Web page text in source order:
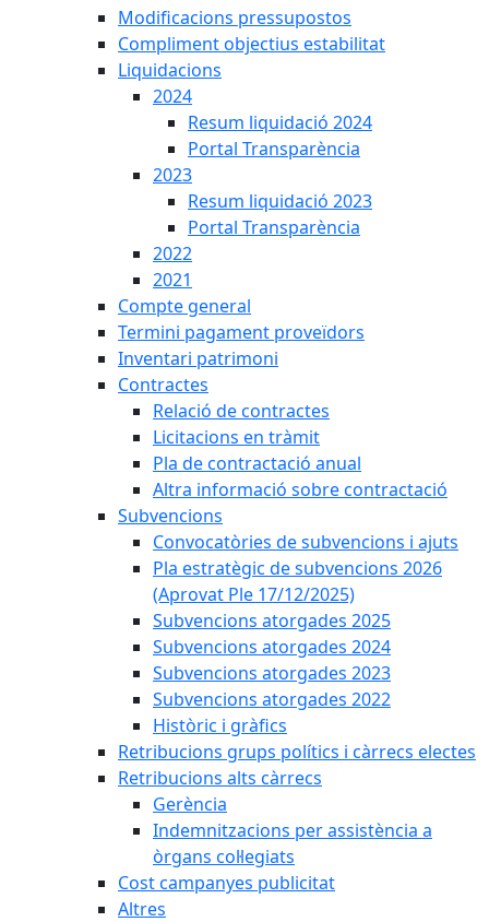
Modificacions pressupostos
Compliment objectius estabilitat
Liquidacions
2024
Resum liquidació 2024
Portal Transparència
2023
Resum liquidació 2023
Portal Transparència
2022
2021
Compte general
Termini pagament proveïdors
Inventari patrimoni
Contractes
Relació de contractes
Licitacions en tràmit
Pla de contractació anual
Altra informació sobre contractació
Subvencions
Convocatòries de subvencions i ajuts
Pla estratègic de subvencions 2026
(Aprovat Ple 17/12/2025)
Subvencions atorgades 2025
Subvencions atorgades 2024
Subvencions atorgades 2023
Subvencions atorgades 2022
Històric i gràfics
Retribucions grups polítics i càrrecs electes
Retribucions alts càrrecs
Gerència
Indemnitzacions per assistència a
òrgans col·legiats
Cost campanyes publicitat
Altres